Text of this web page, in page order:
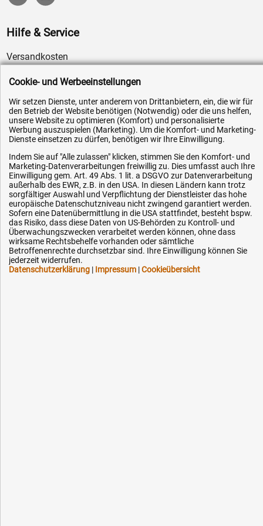
Hilfe & Service
Versandkosten
AGB / Widerrufsrecht
Datenschutz
Impressum
Karriere
OEM-Ersatzteile
Technik-Hilfe
Downloads
Kontakt
Ihre Hytec-Hydraulik Vorteile
Cookie- und Werbeeinstellungen
Wir setzen Dienste, unter anderem von Drittanbietern, ein, die wir für
den Betrieb der Website benötigen (Notwendig) oder die uns helfen,
unsere Website zu optimieren (Komfort) und personalisierte
Werbung auszuspielen (Marketing). Um die Komfort- und Marketing-
Dienste einsetzen zu dürfen, benötigen wir Ihre Einwilligung.
Indem Sie auf "Alle zulassen" klicken, stimmen Sie den Komfort- und
Marketing-Datenverarbeitungen freiwillig zu. Dies umfasst auch Ihre
Einwilligung gem. Art. 49 Abs. 1 lit. a DSGVO zur Datenverarbeitung
außerhalb des EWR, z.B. in den USA. In diesen Ländern kann trotz
sorgfältiger Auswahl und Verpflichtung der Dienstleister das hohe
europäische Datenschutzniveau nicht zwingend garantiert werden.
Sofern eine Datenübermittlung in die USA stattfindet, besteht bspw.
das Risiko, dass diese Daten von US-Behörden zu Kontroll- und
Überwachungszwecken verarbeitet werden können, ohne dass
wirksame Rechtsbehelfe vorhanden oder sämtliche
Betroffenenrechte durchsetzbar sind. Ihre Einwilligung können Sie
jederzeit widerrufen.
Datenschutzerklärung | Impressum |Cookieübersicht